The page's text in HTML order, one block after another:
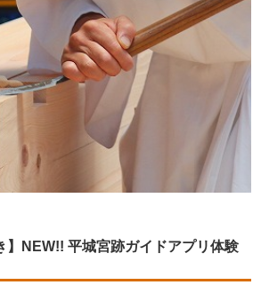
】NEW!! 平城宮跡ガイドアプリ体験